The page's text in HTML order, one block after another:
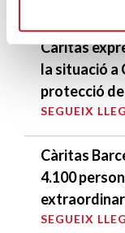
DARRERES
Càritas
la situació a
protecció
SEGUEIX
Càritas
4.100
SEGUEIX